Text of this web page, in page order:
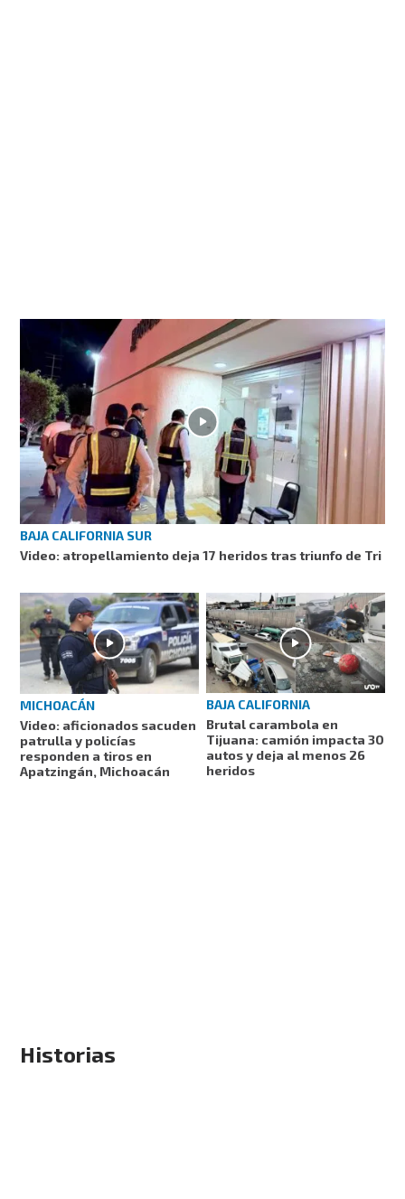
BAJA CALIFORNIA SUR
Video: atropellamiento deja 17 heridos tras triunfo de Tri
MICHOACÁN
Video: aficionados sacuden
patrulla y policías
responden a tiros en
Apatzingán, Michoacán
BAJA CALIFORNIA
Brutal carambola en
Tijuana: camión impacta 30
autos y deja al menos 26
heridos
Historias